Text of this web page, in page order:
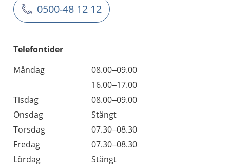
0500-48 12 12
Telefontider
Måndag
08.00–09.00
16.00–17.00
Tisdag
08.00–09.00
Onsdag
Stängt
Torsdag
07.30–08.30
Fredag
07.30–08.30
Lördag
Stängt